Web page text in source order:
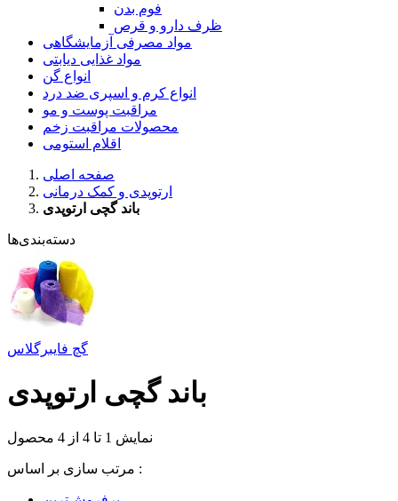
فوم بدن
ظرف دارو و قرص
مواد مصرفی آزمایشگاهی
مواد غذایی دیابتی
انواع گن
انواع کرم و اسپری ضد درد
مراقبت پوست و مو
محصولات مراقبت زخم
اقلام استومی
صفحه اصلی
ارتوپدی و کمک درمانی
باند گچی ارتوپدی
دسته‌بندی‌ها
گچ فایبرگلاس
باند گچی ارتوپدی
نمایش 1 تا 4 از 4 محصول
مرتب سازی بر اساس :